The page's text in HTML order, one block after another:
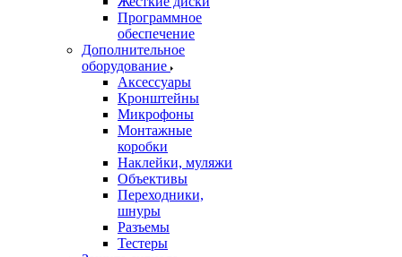
Программное
обеспечение
Дополнительное
оборудование
Аксессуары
Кронштейны
Микрофоны
Монтажные
коробки
Наклейки, муляжи
Объективы
Переходники,
шнуры
Разъемы
Тестеры